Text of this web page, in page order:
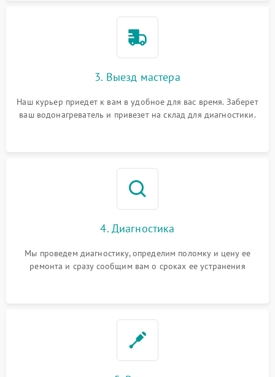
3. Выезд мастера
Наш курьер приедет к вам в удобное для вас время. Заберет
ваш водонагреватель и привезет на склад для диагностики.
4. Диагностика
Мы проведем диагностику, определим поломку и цену ее
ремонта и сразу сообщим вам о сроках ее устранения